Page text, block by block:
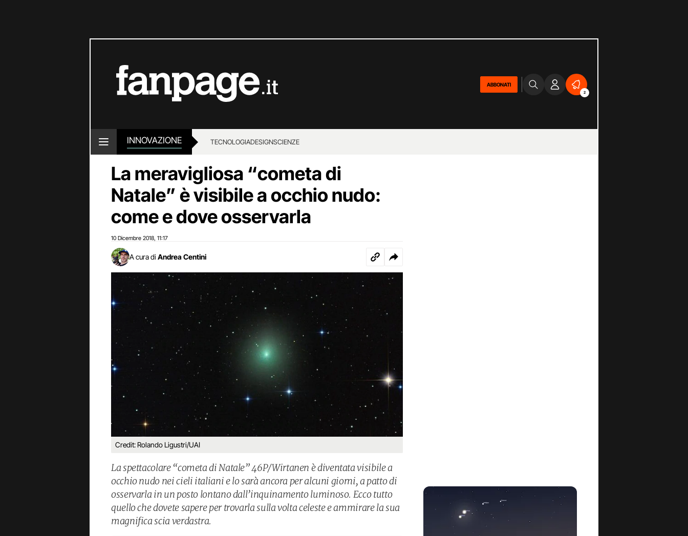
ABBONATI
2
INNOVAZIONE TECNOLOGIADESIGNSCIENZE
La meravigliosa “cometa di
Natale” è visibile a occhio nudo:
come e dove osservarla
10 Dicembre 2018 11:17
A cura di Andrea Centini
Credit: Rolando Ligustri/UAI
La spettacolare “cometa di Natale” 46P/Wirtanen è diventata visibile a
occhio nudo nei cieli italiani e lo sarà ancora per alcuni giorni, a patto di
osservarla in un posto lontano dall’inquinamento luminoso. Ecco tutto
quello che dovete sapere per trovarla sulla volta celeste e ammirare la sua
magnifica scia verdastra.